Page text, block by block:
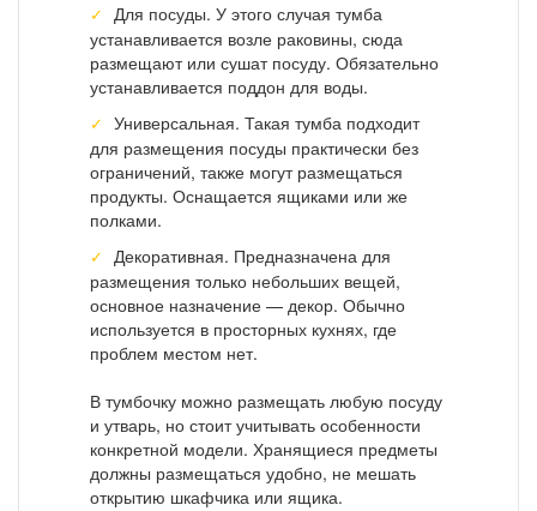
Для посуды. У этого случая тумба
устанавливается возле раковины, сюда
размещают или сушат посуду. Обязательно
устанавливается поддон для воды.
Универсальная. Такая тумба подходит
для размещения посуды практически без
ограничений, также могут размещаться
продукты. Оснащается ящиками или же
полками.
Декоративная. Предназначена для
размещения только небольших вещей,
основное назначение — декор. Обычно
используется в просторных кухнях, где
проблем местом нет.
В тумбочку можно размещать любую посуду
и утварь, но стоит учитывать особенности
конкретной модели. Хранящиеся предметы
должны размещаться удобно, не мешать
открытию шкафчика или ящика.